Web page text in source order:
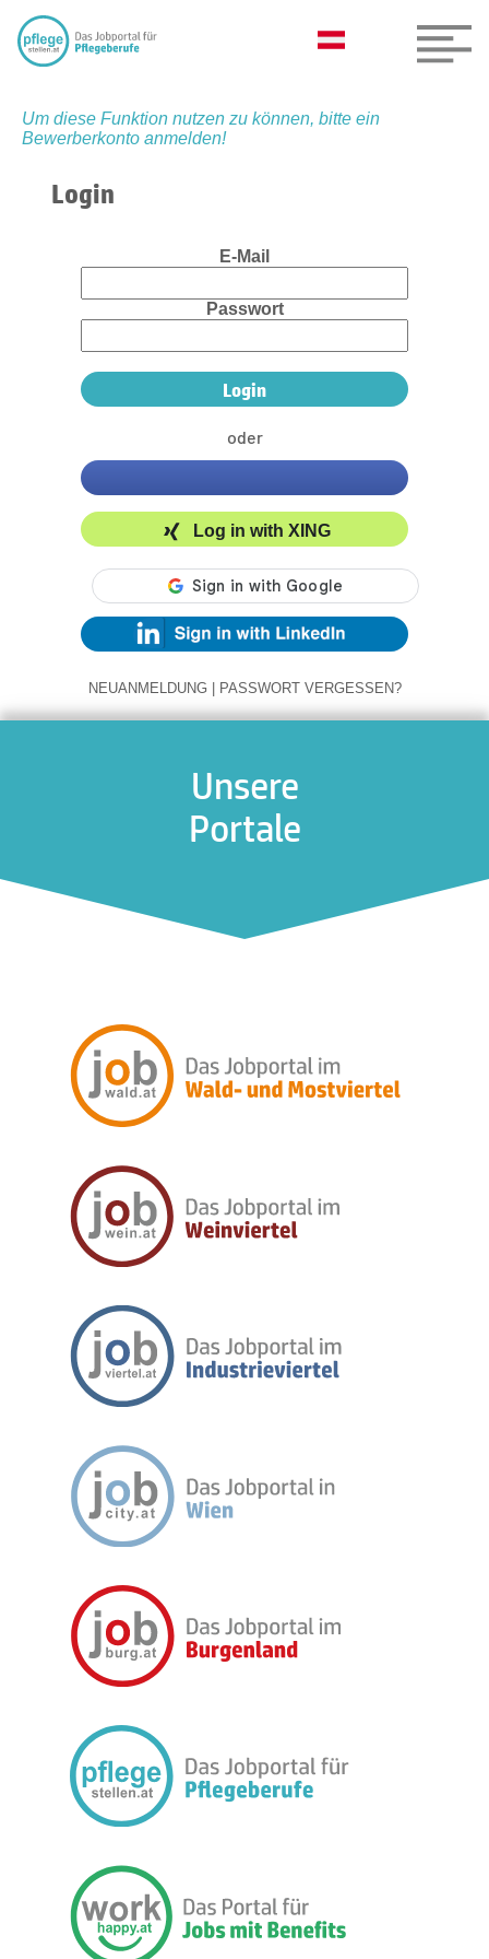
Um diese Funktion nutzen zu können, bitte ein
Bewerberkonto anmelden!
Login
E-Mail
Passwort
oder
Log in with XING
NEUANMELDUNG | PASSWORT VERGESSEN?
Unsere
Portale